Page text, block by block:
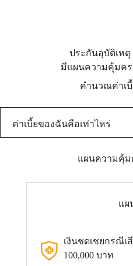
ประกันอุบัติเหตุ
มีแผนความคุ้มคร
คำนวณค่าเ
ค่าเบี้ยของฉันคือเท่าไหร่
แผนความคุ้ม
แผ
เงินชดเชยกรณีเ
100,000 บาท